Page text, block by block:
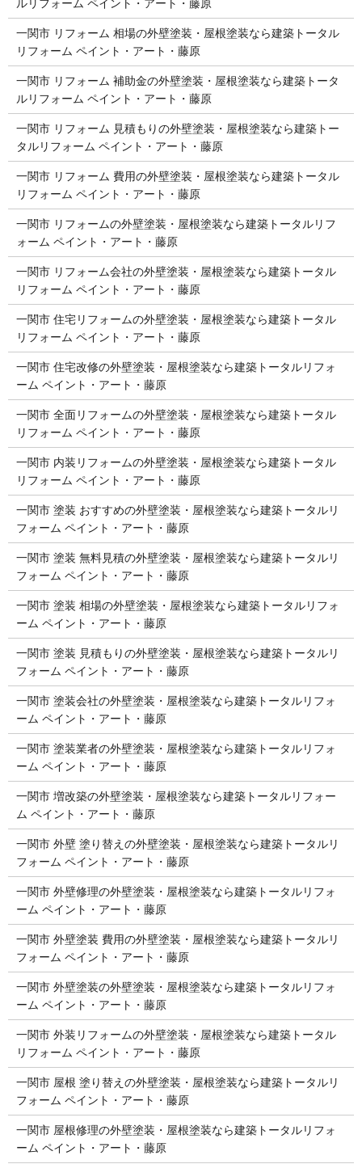
ルリフォーム ペイント・アート・藤原
一関市 リフォーム 相場の外壁塗装・屋根塗装なら建築トータル
リフォーム ペイント・アート・藤原
一関市 リフォーム 補助金の外壁塗装・屋根塗装なら建築トータ
ルリフォーム ペイント・アート・藤原
一関市 リフォーム 見積もりの外壁塗装・屋根塗装なら建築トー
タルリフォーム ペイント・アート・藤原
一関市 リフォーム 費用の外壁塗装・屋根塗装なら建築トータル
リフォーム ペイント・アート・藤原
一関市 リフォームの外壁塗装・屋根塗装なら建築トータルリフ
ォーム ペイント・アート・藤原
一関市 リフォーム会社の外壁塗装・屋根塗装なら建築トータル
リフォーム ペイント・アート・藤原
一関市 住宅リフォームの外壁塗装・屋根塗装なら建築トータル
リフォーム ペイント・アート・藤原
一関市 住宅改修の外壁塗装・屋根塗装なら建築トータルリフォ
ーム ペイント・アート・藤原
一関市 全面リフォームの外壁塗装・屋根塗装なら建築トータル
リフォーム ペイント・アート・藤原
一関市 内装リフォームの外壁塗装・屋根塗装なら建築トータル
リフォーム ペイント・アート・藤原
一関市 塗装 おすすめの外壁塗装・屋根塗装なら建築トータルリ
フォーム ペイント・アート・藤原
一関市 塗装 無料見積の外壁塗装・屋根塗装なら建築トータルリ
フォーム ペイント・アート・藤原
一関市 塗装 相場の外壁塗装・屋根塗装なら建築トータルリフォ
ーム ペイント・アート・藤原
一関市 塗装 見積もりの外壁塗装・屋根塗装なら建築トータルリ
フォーム ペイント・アート・藤原
一関市 塗装会社の外壁塗装・屋根塗装なら建築トータルリフォ
ーム ペイント・アート・藤原
一関市 塗装業者の外壁塗装・屋根塗装なら建築トータルリフォ
ーム ペイント・アート・藤原
一関市 増改築の外壁塗装・屋根塗装なら建築トータルリフォー
ム ペイント・アート・藤原
一関市 外壁 塗り替えの外壁塗装・屋根塗装なら建築トータルリ
フォーム ペイント・アート・藤原
一関市 外壁修理の外壁塗装・屋根塗装なら建築トータルリフォ
ーム ペイント・アート・藤原
一関市 外壁塗装 費用の外壁塗装・屋根塗装なら建築トータルリ
フォーム ペイント・アート・藤原
一関市 外壁塗装の外壁塗装・屋根塗装なら建築トータルリフォ
ーム ペイント・アート・藤原
一関市 外装リフォームの外壁塗装・屋根塗装なら建築トータル
リフォーム ペイント・アート・藤原
一関市 屋根 塗り替えの外壁塗装・屋根塗装なら建築トータルリ
フォーム ペイント・アート・藤原
一関市 屋根修理の外壁塗装・屋根塗装なら建築トータルリフォ
ーム ペイント・アート・藤原